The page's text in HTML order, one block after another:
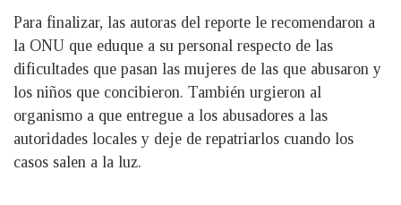
Para finalizar, las autoras del reporte le recomendaron a
la ONU que eduque a su personal respecto de las
dificultades que pasan las mujeres de las que abusaron y
los niños que concibieron. También urgieron al
organismo a que entregue a los abusadores a las
autoridades locales y deje de repatriarlos cuando los
casos salen a la luz.